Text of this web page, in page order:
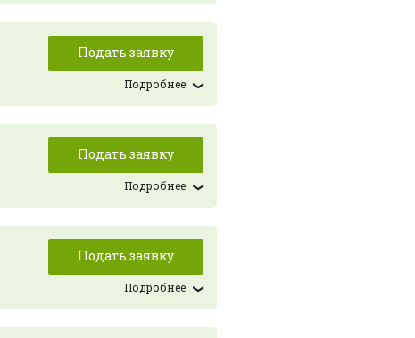
Подать заявку
Подробнее
Подать заявку
Подробнее
Подать заявку
Подробнее